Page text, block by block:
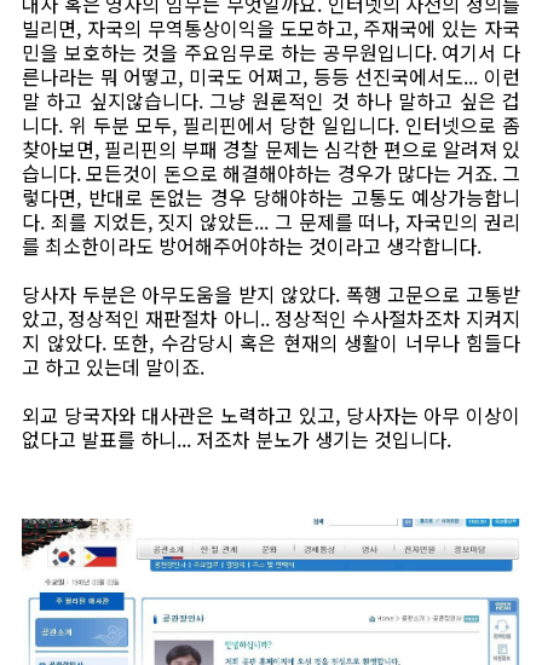
빌리면, 자국의 무역통상이익을 도모하고, 주재국에 있는 자국
민을 보호하는 것을 주요임무로 하는 공무원입니다. 여기서 다
른나라는 뭐 어떻고, 미국도 어쩌고, 등등 선진국에서도... 이런
말 하고 싶지않습니다. 그냥 원론적인 것 하나 말하고 싶은 겁
니다. 위 두분 모두, 필리핀에서 당한 일입니다. 인터넷으로 좀
찾아보면, 필리핀의 부패 경찰 문제는 심각한 편으로 알려져 있
습니다. 모든것이 돈으로 해결해야하는 경우가 많다는 거죠. 그
렇다면, 반대로 돈없는 경우 당해야하는 고통도 예상가능합니
다. 죄를 지었든, 짓지 않았든... 그 문제를 떠나, 자국민의 권리
를 최소한이라도 방어해주어야하는 것이라고 생각합니다.
당사자 두분은 아무도움을 받지 않았다. 폭행 고문으로 고통받
았고, 정상적인 재판절차 아니.. 정상적인 수사절차조차 지켜지
지 않았다. 또한, 수감당시 혹은 현재의 생활이 너무나 힘들다
고 하고 있는데 말이죠.
외교 당국자와 대사관은 노력하고 있고, 당사자는 아무 이상이
없다고 발표를 하니... 저조차 분노가 생기는 것입니다.